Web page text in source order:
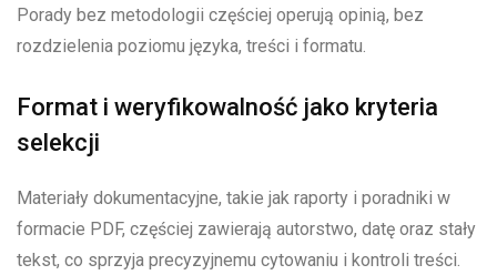
Porady bez metodologii częściej operują opinią, bez
rozdzielenia poziomu języka, treści i formatu.
Format i weryfikowalność jako kryteria
selekcji
Materiały dokumentacyjne, takie jak raporty i poradniki w
formacie PDF, częściej zawierają autorstwo, datę oraz stały
tekst, co sprzyja precyzyjnemu cytowaniu i kontroli treści.